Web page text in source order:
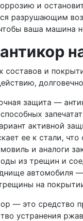
и
разрушающим
ваша машина
составов и
защита —
активной
ее к стали,
и аналоги
из трещин и
автомобиля
на
— это средство
устранения